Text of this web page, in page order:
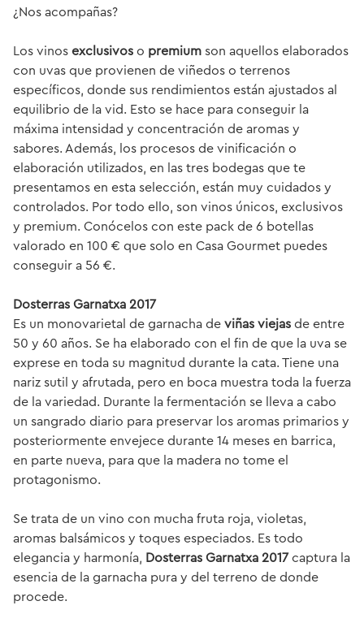
¿Nos acompañas?
Los vinos exclusivos o premium son aquellos elaborados
con uvas que provienen de viñedos o terrenos
específicos, donde sus rendimientos están ajustados al
equilibrio de la vid. Esto se hace para conseguir la
máxima intensidad y concentración de aromas y
sabores. Además, los procesos de vinificación o
elaboración utilizados, en las tres bodegas que te
presentamos en esta selección, están muy cuidados y
controlados. Por todo ello, son vinos únicos, exclusivos
y premium. Conócelos con este pack de 6 botellas
valorado en 100 € que solo en Casa Gourmet puedes
conseguir a 56 €.
Dosterras Garnatxa 2017
Es un monovarietal de garnacha de viñas viejas de entre
50 y 60 años. Se ha elaborado con el fin de que la uva se
exprese en toda su magnitud durante la cata. Tiene una
nariz sutil y afrutada, pero en boca muestra toda la fuerza
de la variedad. Durante la fermentación se lleva a cabo
un sangrado diario para preservar los aromas primarios y
posteriormente envejece durante 14 meses en barrica,
en parte nueva, para que la madera no tome el
protagonismo.
Se trata de un vino con mucha fruta roja, violetas,
aromas balsámicos y toques especiados. Es todo
elegancia y harmonía, Dosterras Garnatxa 2017 captura la
esencia de la garnacha pura y del terreno de donde
procede.